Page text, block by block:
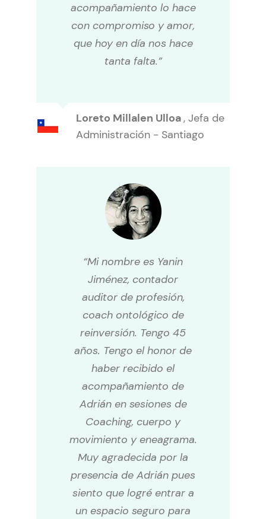
acompañamiento lo hace
con compromiso y amor,
que hoy en día nos hace
tanta falta.”
Loreto Millalen Ulloa, Jefa de
Administración - Santiago
“Mi nombre es Yanin
Jiménez, contador
auditor de profesión,
coach ontológico de
reinversión. Tengo 45
años. Tengo el honor de
haber recibido el
acompañamiento de
Adrián en sesiones de
Coaching, cuerpo y
movimiento y eneagrama.
Muy agradecida por la
presencia de Adrián pues
siento que logré entrar a
un espacio seguro para